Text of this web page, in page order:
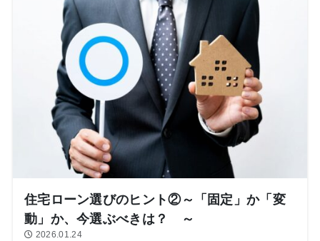
住宅ローン選びのヒント②～「固定」か「変
動」か、今選ぶべきは？ ～
2026.01.24